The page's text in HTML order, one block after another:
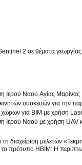
2 σε θέματα γεωργίας
Ιερού Ναού Αγίας Μαρίνας
συσκευών για την
για BIM με χρήση
Ιερού Ναού με χρήση UAV
διαχείριση μελετών
πρότυπο HBIM: Η